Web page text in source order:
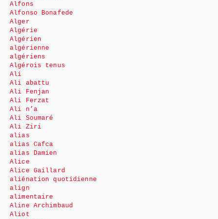
Alfons
Alfonso Bonafede
Alger
Algérie
Algérien
algérienne
algériens
Algérois tenus
Ali
Ali abattu
Ali Fenjan
Ali Ferzat
Ali n’a
Ali Soumaré
Ali Ziri
alias
alias Cafca
alias Damien
Alice
Alice Gaillard
aliénation quotidienne
align
alimentaire
Aline Archimbaud
Aliot